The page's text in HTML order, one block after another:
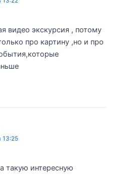
видео экскурсия , потому
про картину ,но и про
13:25
такую интересную